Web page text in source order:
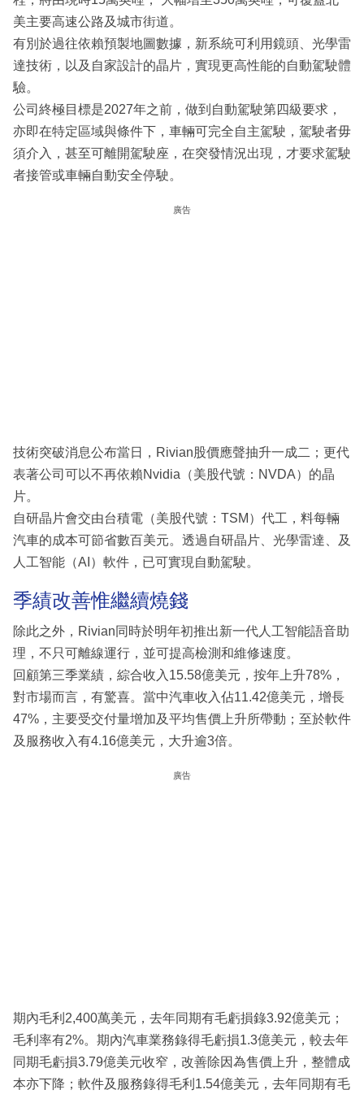
美主要高速公路及城市街道。
有別於過往依賴預製地圖數據，新系統可利用鏡頭、光學雷
達技術，以及自家設計的晶片，實現更高性能的自動駕駛體
驗。
公司終極目標是2027年之前，做到自動駕駛第四級要求，
亦即在特定區域與條件下，車輛可完全自主駕駛，駕駛者毋
須介入，甚至可離開駕駛座，在突發情況出現，才要求駕駛
者接管或車輛自動安全停駛。
廣告
技術突破消息公布當日，Rivian股價應聲抽升一成二；更代
表著公司可以不再依賴Nvidia（美股代號：NVDA）的晶
片。
自研晶片會交由台積電（美股代號：TSM）代工，料每輛
汽車的成本可節省數百美元。透過自研晶片、光學雷達、及
人工智能（AI）軟件，已可實現自動駕駛。
季績改善惟繼續燒錢
除此之外，Rivian同時於明年初推出新一代人工智能語音助
理，不只可離線運行，並可提高檢測和維修速度。
回顧第三季業績，綜合收入15.58億美元，按年上升78%，
對市場而言，有驚喜。當中汽車收入佔11.42億美元，增長
47%，主要受交付量增加及平均售價上升所帶動；至於軟件
及服務收入有4.16億美元，大升逾3倍。
廣告
期內毛利2,400萬美元，去年同期有毛虧損錄3.92億美元；
毛利率有2%。期內汽車業務錄得毛虧損1.3億美元，較去年
同期毛虧損3.79億美元收窄，改善除因為售價上升，整體成
本亦下降；軟件及服務錄得毛利1.54億美元，去年同期有毛